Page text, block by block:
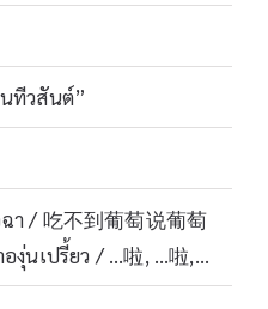
ทีวสันต์”
า / 吃不到葡萄说葡萄
งุ่นเปรี้ยว / …啦, …啦,…